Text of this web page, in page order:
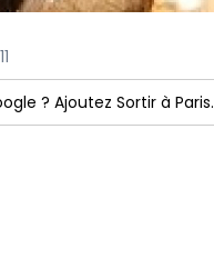
? Ajoutez Sortir à Paris.